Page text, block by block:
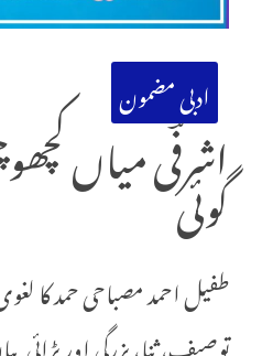
ادبی مضمون
اشرفؔی میاں
گوئی
طفیل احمد مصباحی حمد کا